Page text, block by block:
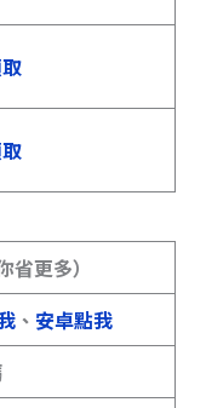
更多）
、 安卓點我